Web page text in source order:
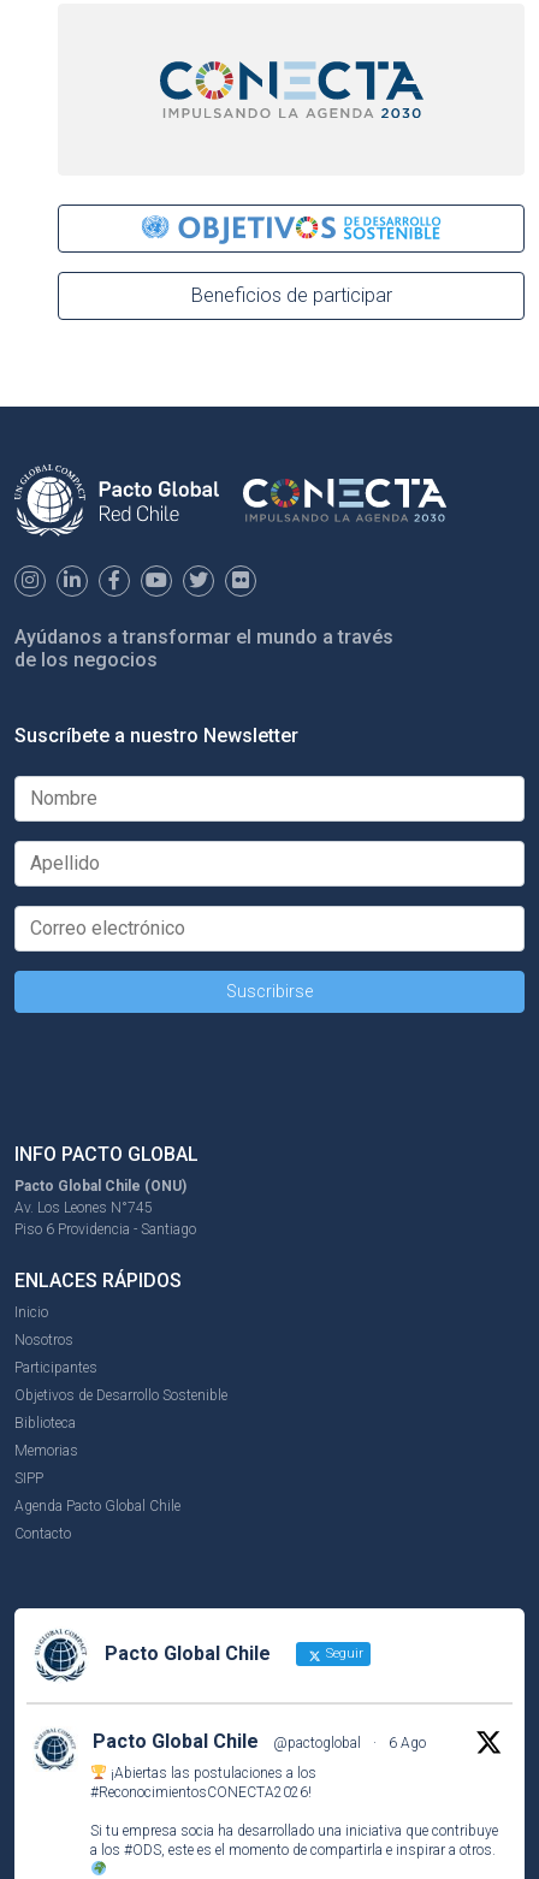
Beneficios de participar
Ayúdanos a transformar el mundo a través
de los negocios
Suscríbete a nuestro Newsletter
INFO PACTO GLOBAL
Pacto Global Chile (ONU)
Av. Los Leones N°745
Piso 6 Providencia - Santiago
ENLACES RÁPIDOS
Inicio
Nosotros
Participantes
Objetivos de Desarrollo Sostenible
Biblioteca
Memorias
SIPP
Agenda Pacto Global Chile
Contacto
Pacto Global Chile Seguir
Pacto Global Chile @pactoglobal ·
6 Ago
¡Abiertas las postulaciones a los
#ReconocimientosCONECTA2026!
Si tu empresa socia ha desarrollado una iniciativa que contribuye
a los #ODS , este es el momento de compartirla e inspirar a otros.